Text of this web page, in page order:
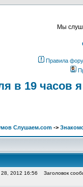
Мы
Правила
в 19 часов
Слушаем.com ->
2012 16:56
Заголовок